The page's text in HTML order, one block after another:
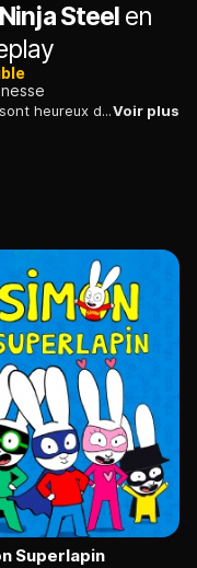
Steel en
C'est la rentrée scolaire et les Rangers sont heureux de retrouver le lycée. Ils sont loin de se douter que dans l'espace, Sledge a retrouvé le chemin de leur galaxie...Voir plus
Superlapin